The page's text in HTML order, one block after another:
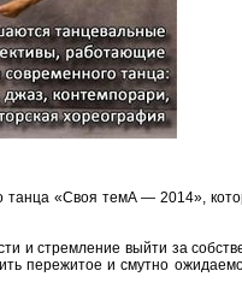
танца «Своя темА — 2014»,
и стремление выйти за
пережитое и смутно